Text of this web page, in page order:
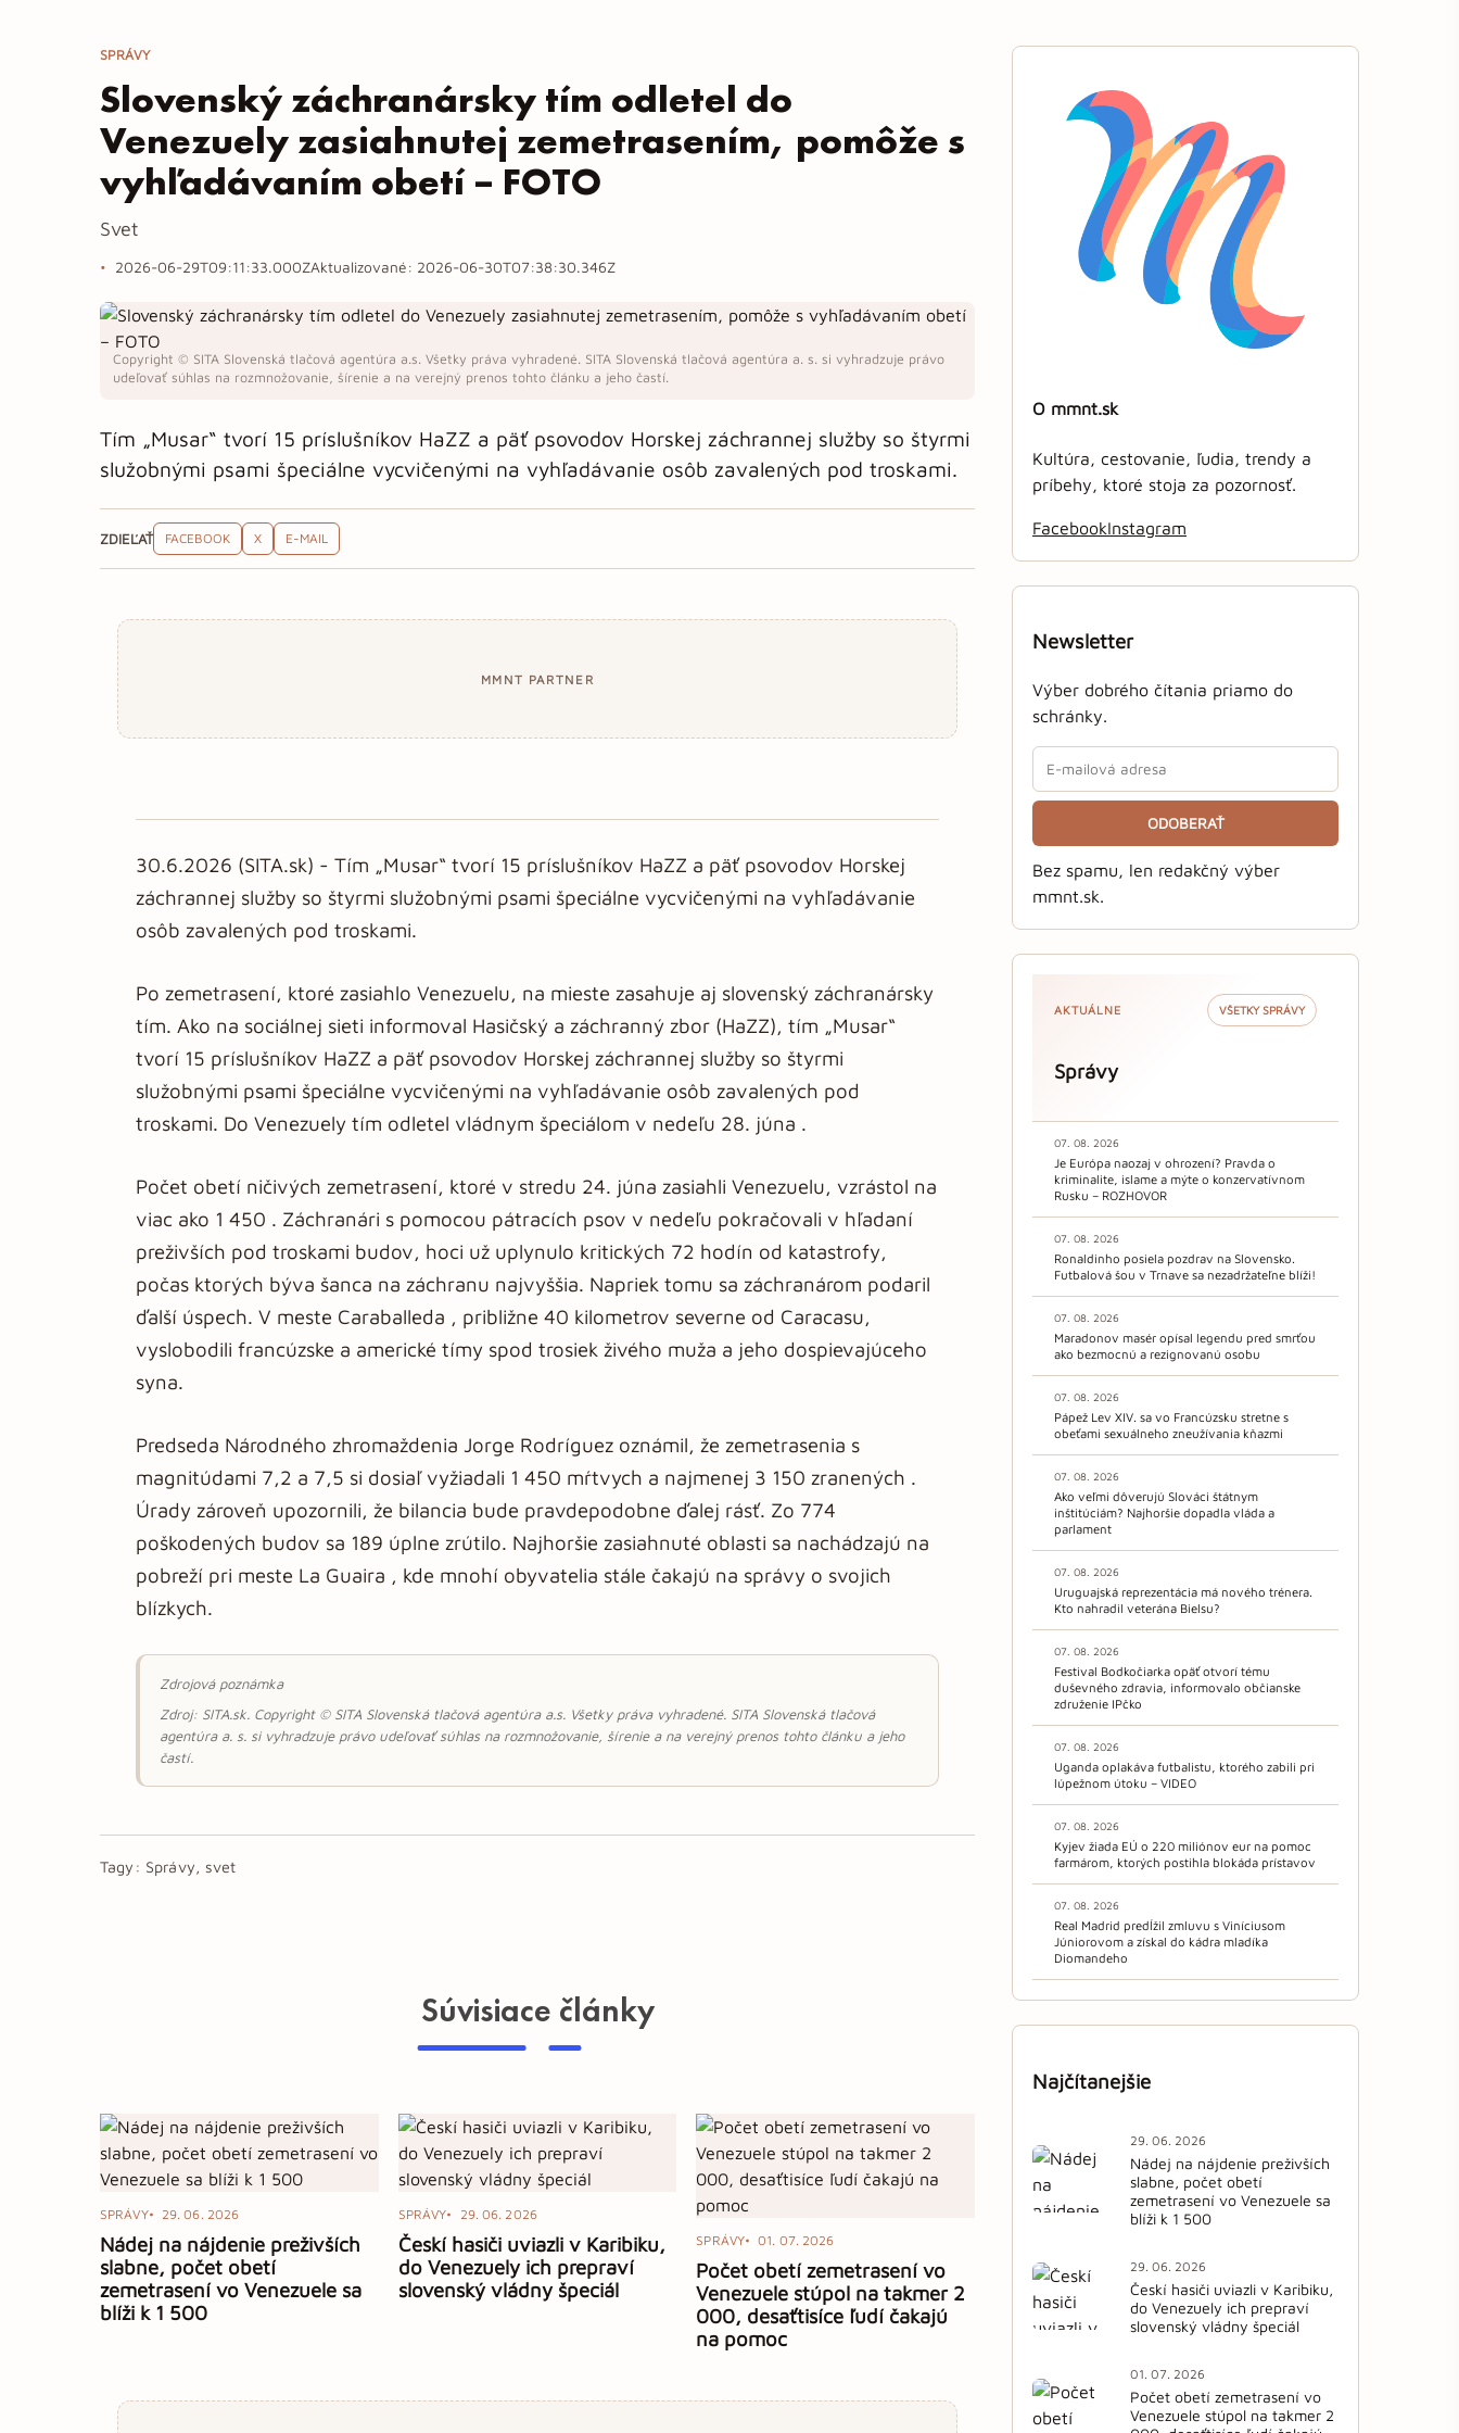
SPRÁVY
Slovenský záchranársky tím odletel do
Venezuely zasiahnutej zemetrasením, pomôže s
vyhľadávaním obetí – FOTO
Svet
2026-06-29T09:11:33.000ZAktualizované: 2026-06-30T07:38:30.346Z
Copyright © SITA Slovenská tlačová agentúra a.s. Všetky práva vyhradené. SITA Slovenská tlačová agentúra a. s. si vyhradzuje právo
udeľovať súhlas na rozmnožovanie, šírenie a na verejný prenos tohto článku a jeho častí.
Tím „Musar“ tvorí 15 príslušníkov HaZZ a päť psovodov Horskej záchrannej služby so štyrmi
služobnými psami špeciálne vycvičenými na vyhľadávanie osôb zavalených pod troskami.
ZDIEĽAŤ FACEBOOK X E-MAIL
MMNT PARTNER
30.6.2026 (SITA.sk) - Tím „Musar“ tvorí 15 príslušníkov HaZZ a päť psovodov Horskej
záchrannej služby so štyrmi služobnými psami špeciálne vycvičenými na vyhľadávanie
osôb zavalených pod troskami.
Po zemetrasení, ktoré zasiahlo Venezuelu, na mieste zasahuje aj slovenský záchranársky
tím. Ako na sociálnej sieti informoval Hasičský a záchranný zbor (HaZZ), tím „Musar“
tvorí 15 príslušníkov HaZZ a päť psovodov Horskej záchrannej služby so štyrmi
služobnými psami špeciálne vycvičenými na vyhľadávanie osôb zavalených pod
troskami. Do Venezuely tím odletel vládnym špeciálom v nedeľu 28. júna .
Počet obetí ničivých zemetrasení, ktoré v stredu 24. júna zasiahli Venezuelu, vzrástol na
viac ako 1 450 . Záchranári s pomocou pátracích psov v nedeľu pokračovali v hľadaní
preživších pod troskami budov, hoci už uplynulo kritických 72 hodín od katastrofy,
počas ktorých býva šanca na záchranu najvyššia. Napriek tomu sa záchranárom podaril
ďalší úspech. V meste Caraballeda , približne 40 kilometrov severne od Caracasu,
vyslobodili francúzske a americké tímy spod trosiek živého muža a jeho dospievajúceho
syna.
Predseda Národného zhromaždenia Jorge Rodríguez oznámil, že zemetrasenia s
magnitúdami 7,2 a 7,5 si dosiaľ vyžiadali 1 450 mŕtvych a najmenej 3 150 zranených .
Úrady zároveň upozornili, že bilancia bude pravdepodobne ďalej rásť. Zo 774
poškodených budov sa 189 úplne zrútilo. Najhoršie zasiahnuté oblasti sa nachádzajú na
pobreží pri meste La Guaira , kde mnohí obyvatelia stále čakajú na správy o svojich
blízkych.
Zdrojová poznámka
Zdroj: SITA.sk. Copyright © SITA Slovenská tlačová agentúra a.s. Všetky práva vyhradené. SITA Slovenská tlačová
agentúra a. s. si vyhradzuje právo udeľovať súhlas na rozmnožovanie, šírenie a na verejný prenos tohto článku a jeho
častí.
Tagy: Správy, svet
Súvisiace články
SPRÁVY 29. 06. 2026
Nádej na nájdenie preživších
slabne, počet obetí
zemetrasení vo Venezuele sa
blíži k 1 500
SPRÁVY 29. 06. 2026
Českí hasiči uviazli v Karibiku,
do Venezuely ich prepraví
slovenský vládny špeciál
SPRÁVY 01. 07. 2026
Počet obetí zemetrasení vo
Venezuele stúpol na takmer 2
000, desaťtisíce ľudí čakajú
na pomoc
O mmnt.sk
Kultúra, cestovanie, ľudia, trendy a
príbehy, ktoré stoja za pozornosť.
FacebookInstagram
Newsletter
Výber dobrého čítania priamo do
schránky.
ODOBERAŤ
Bez spamu, len redakčný výber
mmnt.sk.
AKTUÁLNE VŠETKY SPRÁVY
Správy
07. 08. 2026
Je Európa naozaj v ohrození? Pravda o
kriminalite, islame a mýte o konzervatívnom
Rusku – ROZHOVOR
07. 08. 2026
Ronaldinho posiela pozdrav na Slovensko.
Futbalová šou v Trnave sa nezadržateľne blíži!
07. 08. 2026
Maradonov masér opísal legendu pred smrťou
ako bezmocnú a rezignovanú osobu
07. 08. 2026
Pápež Lev XIV. sa vo Francúzsku stretne s
obeťami sexuálneho zneužívania kňazmi
07. 08. 2026
Ako veľmi dôverujú Slováci štátnym
inštitúciám? Najhoršie dopadla vláda a
parlament
07. 08. 2026
Uruguajská reprezentácia má nového trénera.
Kto nahradil veterána Bielsu?
07. 08. 2026
Festival Bodkočiarka opäť otvorí tému
duševného zdravia, informovalo občianske
združenie IPčko
07. 08. 2026
Uganda oplakáva futbalistu, ktorého zabili pri
lúpežnom útoku – VIDEO
07. 08. 2026
Kyjev žiada EÚ o 220 miliónov eur na pomoc
farmárom, ktorých postihla blokáda prístavov
07. 08. 2026
Real Madrid predĺžil zmluvu s Viníciusom
Júniorovom a získal do kádra mladíka
Diomandeho
Najčítanejšie
29. 06. 2026
Nádej na nájdenie preživších
slabne, počet obetí
zemetrasení vo Venezuele sa
blíži k 1 500
29. 06. 2026
Českí hasiči uviazli v Karibiku,
do Venezuely ich prepraví
slovenský vládny špeciál
01. 07. 2026
Počet obetí zemetrasení vo
Venezuele stúpol na takmer 2